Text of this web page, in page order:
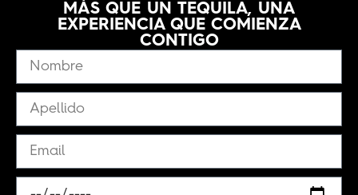
MÁS QUE UN TEQUILA, UNA
EXPERIENCIA QUE COMIENZA
CONTIGO